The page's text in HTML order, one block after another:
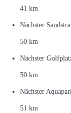
41 km
Nächster
50 km
Nächster
50 km
Nächster
51 km